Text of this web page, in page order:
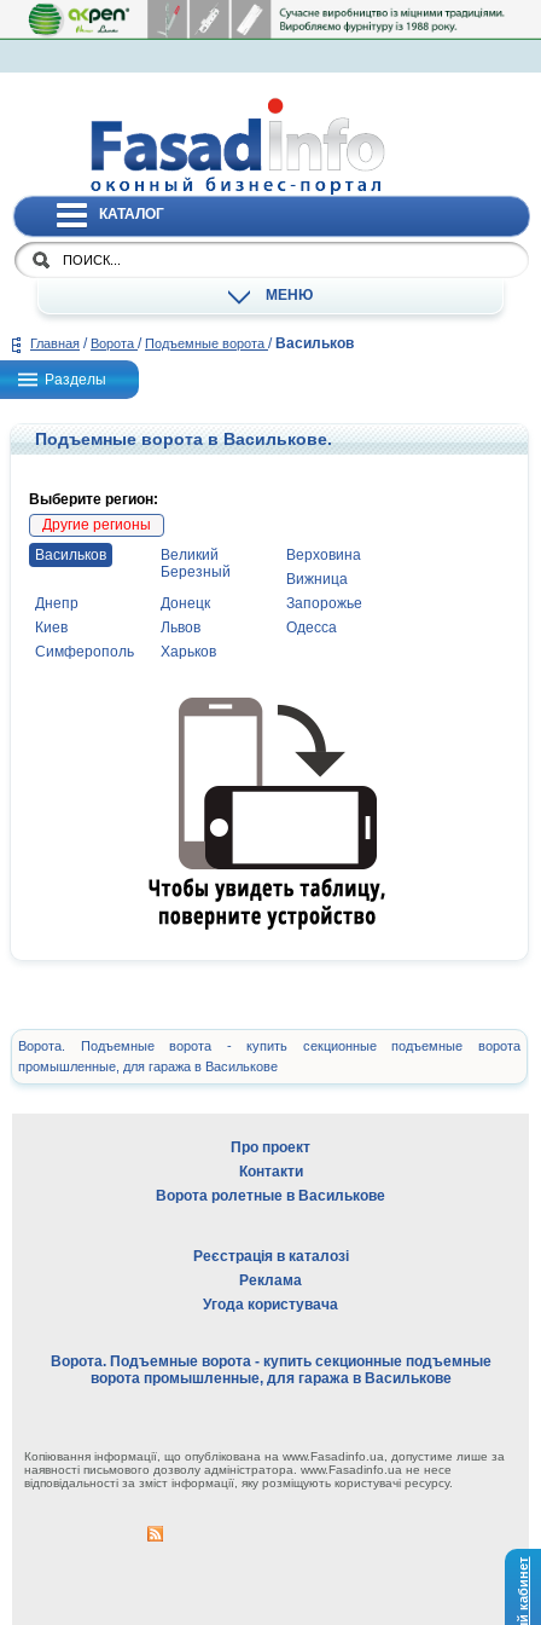
КАТАЛОГ
МЕНЮ
Главная / Ворота / Подъемные ворота / Васильков
Разделы
Подъемные ворота в Василькове.
Выберите регион:
Другие регионы
Васильков
Великий
Березный
Верховина
Вижница
Днепр
Донецк
Запорожье
Киев
Львов
Одесса
Симферополь
Харьков
Ворота. Подъемные ворота - купить секционные подъемные ворота
промышленные, для гаража в Василькове
Про проект
Контакти
Ворота ролетные в Василькове
Реєстрація в каталозі
Реклама
Угода користувача
Ворота. Подъемные ворота - купить секционные подъемные
ворота промышленные, для гаража в Василькове
Копіювання інформації, що опублікована на www.Fasadinfo.ua, допустиме лише за
наявності письмового дозволу адміністратора. www.Fasadinfo.ua не несе
відповідальності за зміст інформації, яку розміщують користувачі ресурсу.